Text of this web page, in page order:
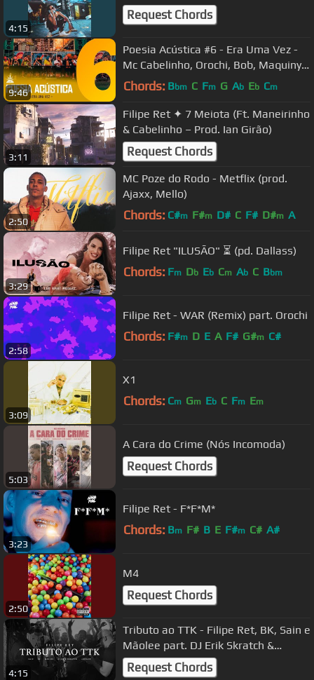
4:15
Request Chords
9:46
Poesia Acústica #6 - Era Uma Vez -
Mc Cabelinho, Orochi, Bob, Maquiny,
Azzy, Filipe Ret, Dudu, Xamã
Chords: Bbm C Fm G Ab Eb Cm
3:11
Filipe Ret ✦ 7 Meiota (Ft. Maneirinho
& Cabelinho – Prod. Ian Girão)
Request Chords
2:50
MC Poze do Rodo - Metflix (prod.
Ajaxx, Mello)
Chords: C#m F#m D# C F# D#m A
3:29
Filipe Ret "ILUSÃO" ⏳ (pd. Dallass)
Chords: Fm Db Eb Cm Ab C Bbm
2:58
Filipe Ret - WAR (Remix) part. Orochi
Chords: F#m D E A F# G#m C#
3:09
X1
Chords: Cm Gm Eb C Fm Em
5:03
A Cara do Crime (Nós Incomoda)
Request Chords
3:23
Filipe Ret - F*F*M*
Chords: Bm F# B E F#m C# A#
2:50
M4
Request Chords
4:15
Tributo ao TTK - Filipe Ret, BK, Sain e
Mãolee part. DJ Erik Skratch &
2Nunaip
Request Chords